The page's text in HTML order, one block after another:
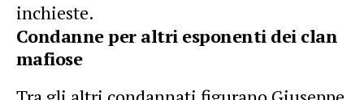
inchieste.
Condanne per altri esponenti dei clan
mafiose